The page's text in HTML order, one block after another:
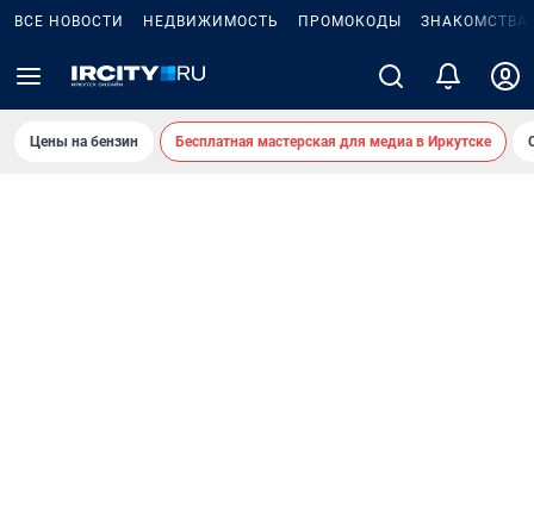
ВСЕ НОВОСТИ НЕДВИЖИМОСТЬ ПРОМОКОДЫ ЗНАКОМСТВА
Цены на бензин Бесплатная мастерская для медиа в Иркутске